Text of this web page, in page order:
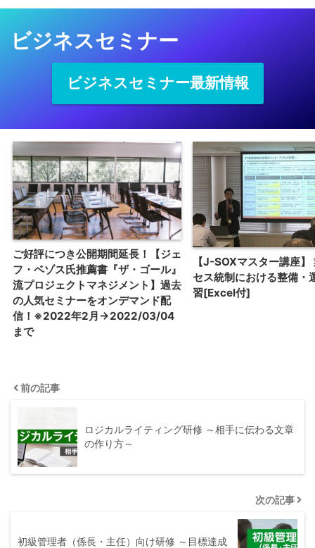
ビジネスセミナー
ビジネスセミナー最新情報
ご好評につき公開期間延長！【ジェ
フ・ベゾス氏推薦書『ザ・ゴール』
流プロジェクトマネジメント】過去
の人気セミナーをオンデマンド配
信！※2022年2月→2022/03/04
まで
【J-SOXマスター講座】
セス統制における整備・
習[Excel付]
前の記事
ロジカルライティング研修 ～相手に伝わる文章
の作り方～
次の記事
初級管理者（係長・主任）向け研修 ～目標達成